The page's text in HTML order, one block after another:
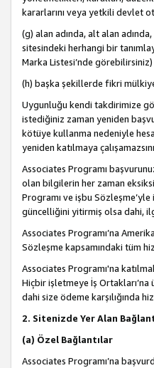
kararlarını veya yetkili devlet
(g) alan adında, alt alan
sitesindeki herhangi bir
Marka Listesi’nde
(h) başka şekillerde fikri
Uygunluğu kendi takdirimize
istediğiniz zaman yeniden
kötüye kullanma nedeniyle
yeniden katılmaya
Associates Programı
olan bilgilerin her zaman
Programı ve işbu
güncelliğini yitirmiş olsa dahi,
Associates Programı’na
Sözleşme kapsamındaki tüm
Associates Programı'na
Hiçbir işletmeye İş
dahi size ödeme karşılığında
2. Sitenizde Yer Alan
(a) Özel Bağlantılar
Associates Programı’na